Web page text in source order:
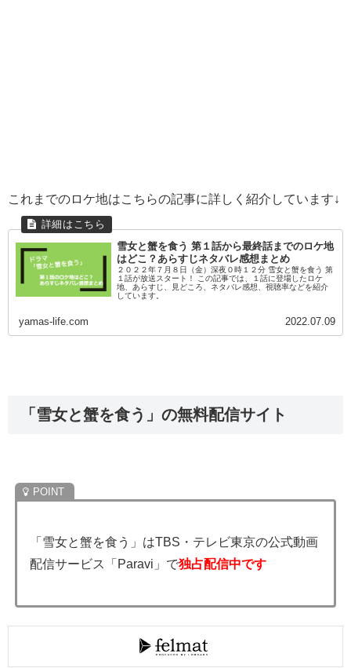
これまでのロケ地はこちらの記事に詳しく紹介しています↓
雪女と蟹を食う 第１話から最終話までのロケ地
はどこ？あらすじネタバレ感想まとめ
２０２２年７月８日（金）深夜０時１２分 雪女と蟹を食う 第
１話が放送スタート！ この記事では、１話に登場したロケ
地、あらすじ、見どころ、ネタバレ感想、視聴率などを紹介
しています。
yamas-life.com 2022.07.09
「雪女と蟹を食う」の無料配信サイト
「雪女と蟹を食う」はTBS・テレビ東京の公式動画
配信サービス「Paravi」で独占配信中です